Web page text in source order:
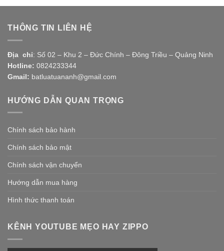
THÔNG TIN LIÊN HỆ
Địa chỉ: Số 02 – Khu 2 – Đức Chính – Đông Triều – Quảng Ninh
Hotline: 0824233344
Gmail: batluatuananh@gmail.com
HƯỚNG DẪN QUAN TRỌNG
Chính sách bảo hành
Chính sách bảo mật
Chính sách vận chuyển
Hướng dẫn mua hàng
Hình thức thanh toán
KÊNH YOUTUBE MẸO HAY ZIPPO